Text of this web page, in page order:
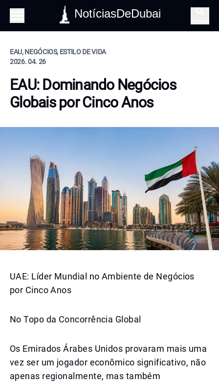
NotíciasDeDubai
EAU, NEGÓCIOS, ESTILO DE VIDA
2026. 04. 26
EAU: Dominando Negócios
Globais por Cinco Anos
UAE: Líder Mundial no Ambiente de Negócios
por Cinco Anos
No Topo da Concorrência Global
Os Emirados Árabes Unidos provaram mais uma
vez ser um jogador econômico significativo, não
apenas regionalmente, mas também